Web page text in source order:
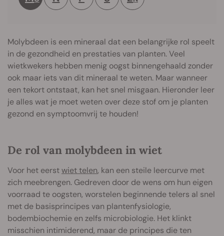
Molybdeen is een mineraal dat een belangrijke rol speelt
in de gezondheid en prestaties van planten. Veel
wietkwekers hebben menig oogst binnengehaald zonder
ook maar iets van dit mineraal te weten. Maar wanneer
een tekort ontstaat, kan het snel misgaan. Hieronder leer
je alles wat je moet weten over deze stof om je planten
gezond en symptoomvrij te houden!
De rol van molybdeen in wiet
Voor het eerstwiet telen, kan een steile leercurve met
zich meebrengen. Gedreven door de wens om hun eigen
voorraad te oogsten, worstelen beginnende telers al snel
met de basisprincipes van plantenfysiologie,
bodembiochemie en zelfs microbiologie. Het klinkt
misschien intimiderend, maar de principes die ten